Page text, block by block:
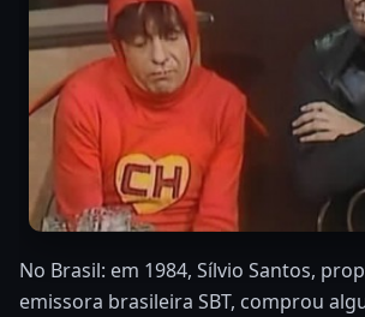
No Brasil: em 1984, Sílvio Santos,
emissora brasileira SBT, comprou